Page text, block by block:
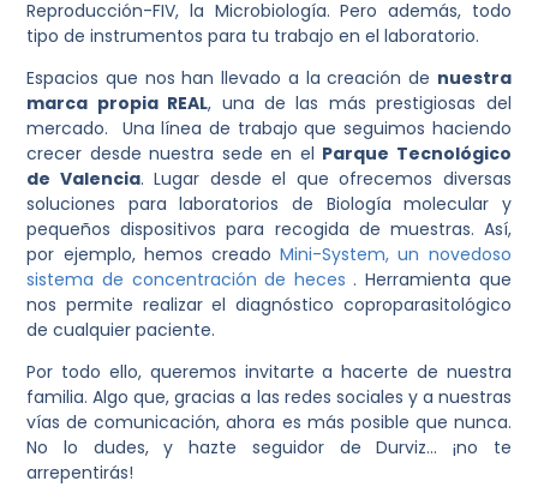
Reproducción-FIV, la Microbiología. Pero además, todo
tipo de instrumentos para tu trabajo en el laboratorio.
Espacios que nos han llevado a la creación de nuestra
marca propia REAL, una de las más prestigiosas del
mercado. Una línea de trabajo que seguimos haciendo
crecer desde nuestra sede en el Parque Tecnológico
de Valencia. Lugar desde el que ofrecemos diversas
soluciones para laboratorios de Biología molecular y
pequeños dispositivos para recogida de muestras. Así,
por ejemplo, hemos creado Mini-System, un novedoso
sistema de concentración de heces . Herramienta que
nos permite realizar el diagnóstico coproparasitológico
de cualquier paciente.
Por todo ello, queremos invitarte a hacerte de nuestra
familia. Algo que, gracias a las redes sociales y a nuestras
vías de comunicación, ahora es más posible que nunca.
No lo dudes, y hazte seguidor de Durviz… ¡no te
arrepentirás!